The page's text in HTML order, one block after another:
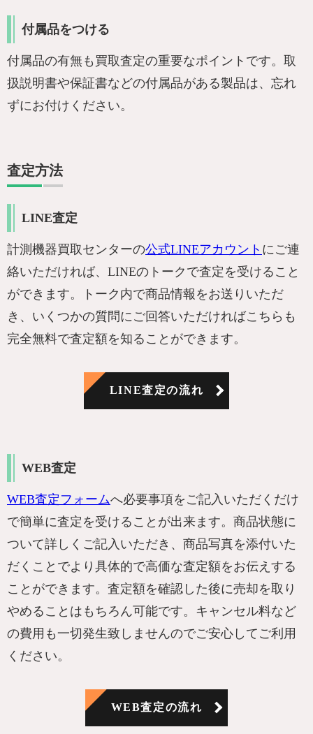
付属品をつける
付属品の有無も買取査定の重要なポイントです。取
扱説明書や保証書などの付属品がある製品は、忘れ
ずにお付けください。
査定方法
LINE査定
計測機器買取センターの公式LINEアカウント にご連
絡いただければ、LINEのトークで査定を受けること
ができます。トーク内で商品情報をお送りいただ
き、いくつかの質問にご回答いただければこちらも
完全無料で査定額を知ることができます。
LINE査定の流れ
WEB査定
WEB査定フォームへ必要事項をご記入いただくだけ
で簡単に査定を受けることが出来ます。商品状態に
ついて詳しくご記入いただき、商品写真を添付いた
だくことでより具体的で高価な査定額をお伝えする
ことができます。査定額を確認した後に売却を取り
やめることはもちろん可能です。キャンセル料など
の費用も一切発生致しませんのでご安心してご利用
ください。
WEB査定の流れ